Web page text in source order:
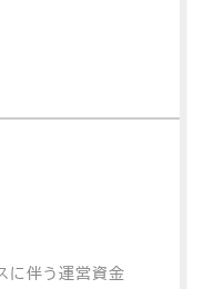
伴う運営資金